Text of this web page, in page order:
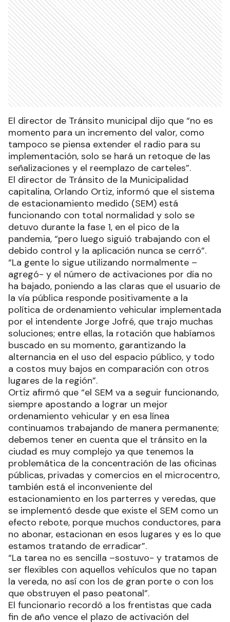
El director de Tránsito municipal dijo que “no es
momento para un incremento del valor, como
tampoco se piensa extender el radio para su
implementación, solo se hará un retoque de las
señalizaciones y el reemplazo de carteles”.
El director de Tránsito de la Municipalidad
capitalina, Orlando Ortiz, informó que el sistema
de estacionamiento medido (SEM) está
funcionando con total normalidad y solo se
detuvo durante la fase 1, en el pico de la
pandemia, “pero luego siguió trabajando con el
debido control y la aplicación nunca se cerró”.
“La gente lo sigue utilizando normalmente –
agregó- y el número de activaciones por día no
ha bajado, poniendo a las claras que el usuario de
la vía pública responde positivamente a la
política de ordenamiento vehicular implementada
por el intendente Jorge Jofré, que trajo muchas
soluciones; entre ellas, la rotación que habíamos
buscado en su momento, garantizando la
alternancia en el uso del espacio público, y todo
a costos muy bajos en comparación con otros
lugares de la región”.
Ortiz afirmó que “el SEM va a seguir funcionando,
siempre apostando a lograr un mejor
ordenamiento vehicular y en esa línea
continuamos trabajando de manera permanente;
debemos tener en cuenta que el tránsito en la
ciudad es muy complejo ya que tenemos la
problemática de la concentración de las oficinas
públicas, privadas y comercios en el microcentro,
también está el inconveniente del
estacionamiento en los parterres y veredas, que
se implementó desde que existe el SEM como un
efecto rebote, porque muchos conductores, para
no abonar, estacionan en esos lugares y es lo que
estamos tratando de erradicar”.
“La tarea no es sencilla –sostuvo- y tratamos de
ser flexibles con aquellos vehículos que no tapan
la vereda, no así con los de gran porte o con los
que obstruyen el paso peatonal”.
El funcionario recordó a los frentistas que cada
fin de año vence el plazo de activación del